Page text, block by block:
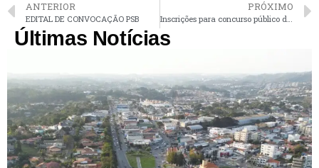
ANTERIOR
EDITAL DE CONVOCAÇÃO PSB
PRÓXIMO
Inscrições para concurso público de Louveira com salários de até R$ 13 mil encerram nesta 2ª
Últimas Notícias